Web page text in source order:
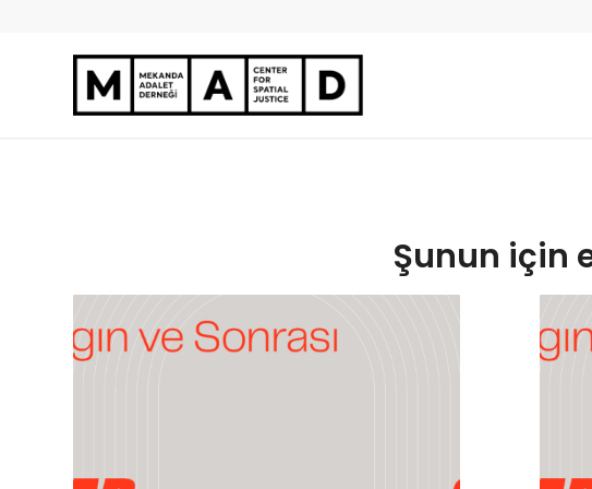
Şunun için